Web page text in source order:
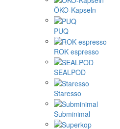
ÖKO-Kapseln
PUQ
ROK espresso
SEALPOD
Staresso
Subminimal